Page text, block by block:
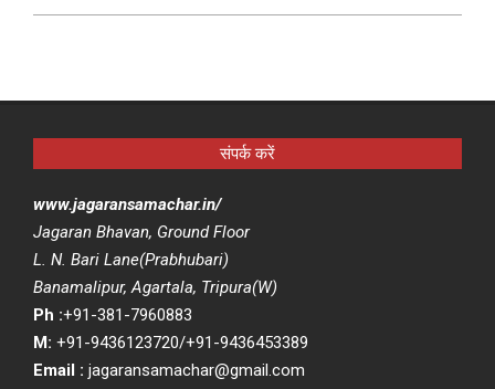
संपर्क करें
www.jagaransamachar.in/
Jagaran Bhavan, Ground Floor
L. N. Bari Lane(Prabhubari)
Banamalipur, Agartala, Tripura(W)
Ph :+91-381-7960883
M: +91-9436123720/+91-9436453389
Email : jagaransamachar@gmail.com